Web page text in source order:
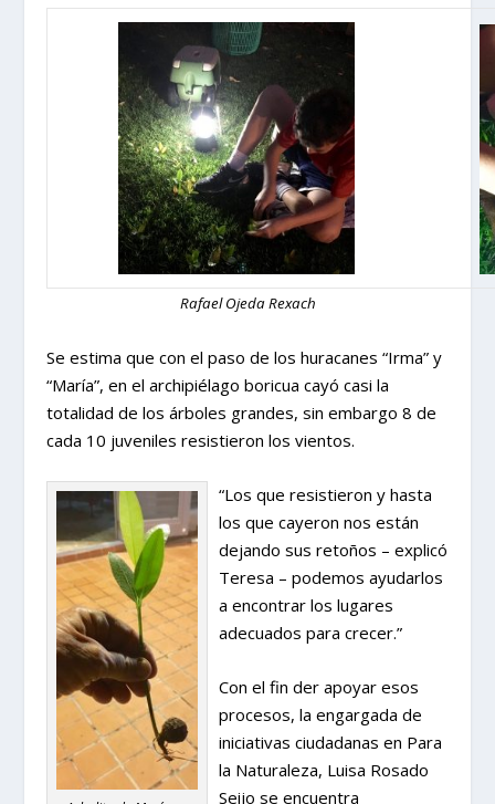
Rafael Ojeda Rexach
Se estima que con el paso de los huracanes “Irma” y
“María”, en el archipiélago boricua cayó casi la
totalidad de los árboles grandes, sin embargo 8 de
cada 10 juveniles resistieron los vientos.
“Los que resistieron y hasta
los que cayeron nos están
dejando sus retoños – explicó
Teresa – podemos ayudarlos
a encontrar los lugares
adecuados para crecer.”
Con el fin der apoyar esos
procesos, la engargada de
iniciativas ciudadanas en Para
la Naturaleza, Luisa Rosado
Seijo se encuentra